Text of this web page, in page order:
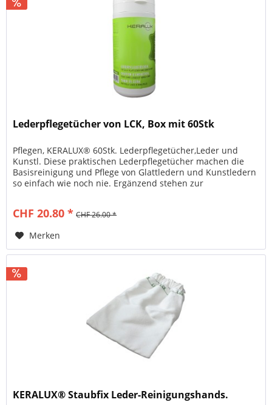
Lederpflegetücher von LCK, Box mit 60Stk
Pflegen, KERALUX® 60Stk. Lederpflegetücher,Leder und
Kunstl. Diese praktischen Lederpflegetücher machen die
Basisreinigung und Pflege von Glattledern und Kunstledern
so einfach wie noch nie. Ergänzend stehen zur
CHF 20.80 * CHF 26.00 *
Merken
KERALUX® Staubfix Leder-Reinigungshands.